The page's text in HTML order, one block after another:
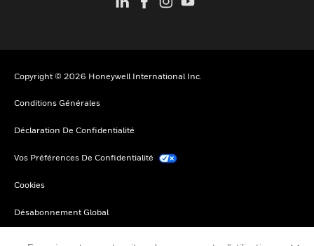
Copyright © 2026 Honeywell International Inc.
Conditions Générales
Déclaration De Confidentialité
Vos Préférences De Confidentialité
Cookies
Désabonnement Global